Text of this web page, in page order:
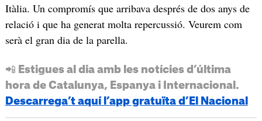
Itàlia. Un compromís que arribava després de dos anys de
relació i que ha generat molta repercussió. Veurem com
serà el gran dia de la parella.
📲 Estigues al dia amb les notícies d’última
hora de Catalunya, Espanya i Internacional.
Descarrega’t aquí l’app gratuïta d’El Nacional